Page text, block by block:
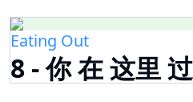
Eating Out
8 - 你 在 这里